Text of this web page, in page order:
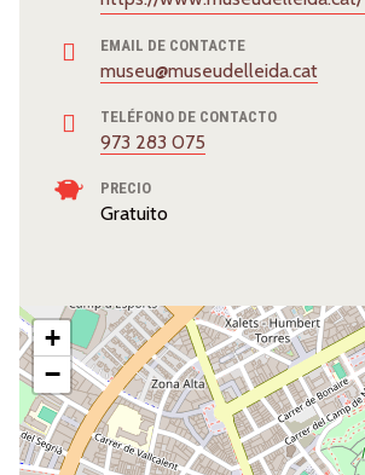
EMAIL DE CONTACTE
museu@museudelleida.cat
TELÉFONO DE CONTACTO
973 283 075
PRECIO
Gratuito
+
−